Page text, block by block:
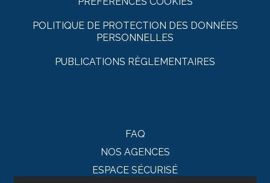
POLITIQUE DE PROTECTION DES DONNÉES
PERSONNELLES
PUBLICATIONS RÈGLEMENTAIRES
FAQ
NOS AGENCES
ESPACE SÉCURISÉ